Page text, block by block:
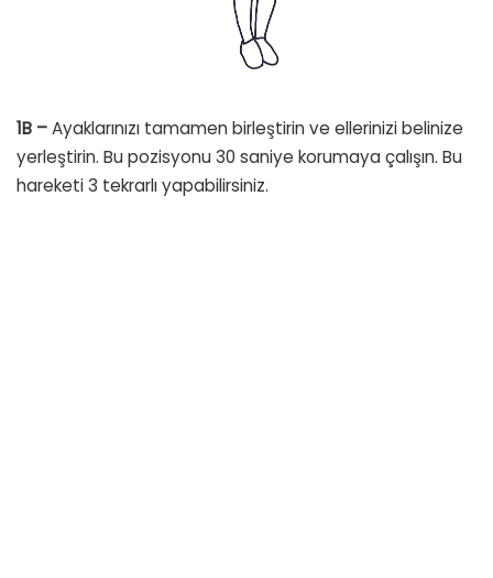
1B –Ayaklarınızı tamamen birleştirin ve ellerinizi belinize
yerleştirin. Bu pozisyonu 30 saniye korumaya çalışın. Bu
hareketi 3 tekrarlı yapabilirsiniz.